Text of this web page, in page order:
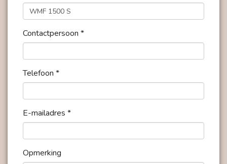
Contactpersoon *
Telefoon *
E-mailadres *
Opmerking